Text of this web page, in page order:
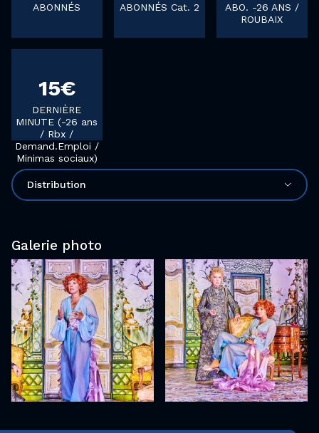
ABONNÉS ABONNÉS Cat. 2
ABO. -26 ANS /
ROUBAIX
15€
DERNIÈRE
MINUTE (-26 ans
/ Rbx /
Demand.Emploi /
Minimas sociaux)
Distribution
Galerie photo